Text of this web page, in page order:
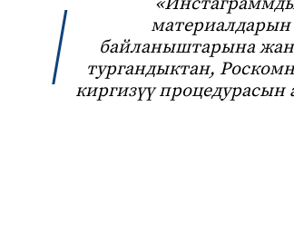
материалдарын
байланыштарына
тургандыктан,
киргизүү